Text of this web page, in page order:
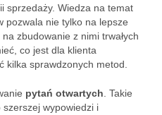
sprzedaży. Wiedza na temat
pozwala nie tylko na lepsze
zbudowanie z nimi trwałych
co jest dla klienta
kilka sprawdzonych metod.
pytań otwartych . Takie
wypowiedzi i